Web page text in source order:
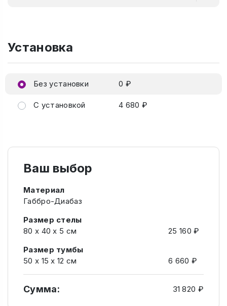
Установка
Без установки 0 ₽
С установкой 4 680 ₽
Ваш выбор
Материал
Габбро-Диабаз
Размер стелы
80 х 40 х 5 см
25 160 ₽
Размер тумбы
50 х 15 х 12 см
6 660 ₽
Сумма: 31 820 ₽